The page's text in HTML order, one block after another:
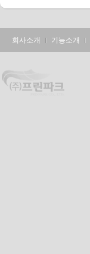
회사소개 기능소개